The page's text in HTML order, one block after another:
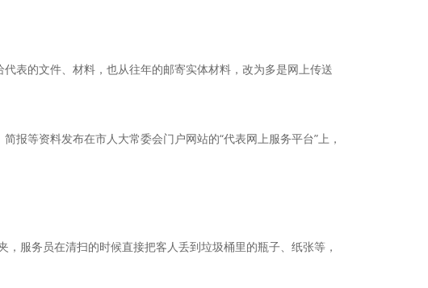
的文件、材料，也从往年的邮寄实体材料，改为多是网上传送
等资料发布在市人大常委会门户网站的“代表网上服务平台”上，
服务员在清扫的时候直接把客人丢到垃圾桶里的瓶子、纸张等，